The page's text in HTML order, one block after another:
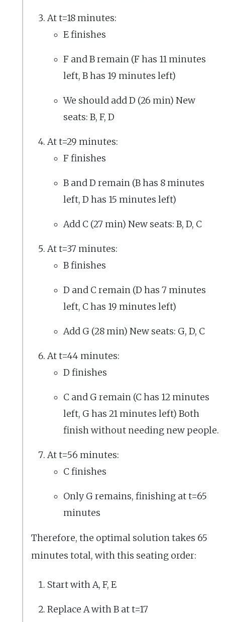
At t=18 minutes:
E finishes
F and B remain (F has 11 minutes
left, B has 19 minutes left)
We should add D (26 min) New
seats: B, F, D
At t=29 minutes:
F finishes
B and D remain (B has 8 minutes
left, D has 15 minutes left)
Add C (27 min) New seats: B, D, C
At t=37 minutes:
B finishes
D and C remain (D has 7 minutes
left, C has 19 minutes left)
Add G (28 min) New seats: G, D, C
At t=44 minutes:
D finishes
C and G remain (C has 12 minutes
left, G has 21 minutes left) Both
finish without needing new people.
At t=56 minutes:
C finishes
Only G remains, finishing at t=65
minutes
Therefore, the optimal solution takes 65
minutes total, with this seating order:
Start with A, F, E
Replace A with B at t=17